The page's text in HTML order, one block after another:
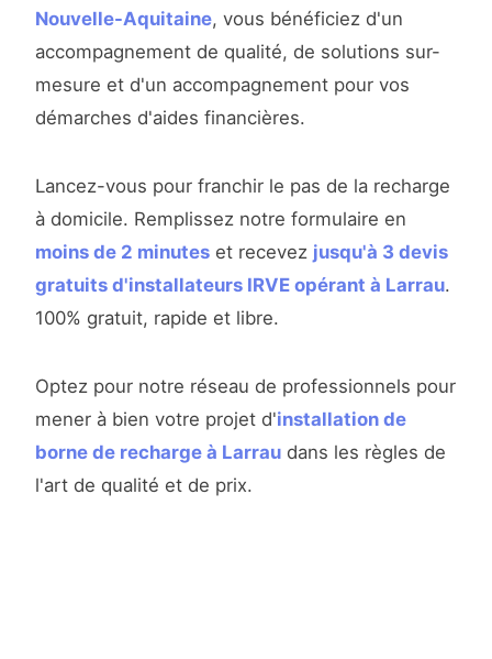
Nouvelle-Aquitaine, vous bénéficiez d'un
accompagnement de qualité, de solutions sur-
mesure et d'un accompagnement pour vos
démarches d'aides financières.
Lancez-vous pour franchir le pas de la recharge
à domicile. Remplissez notre formulaire en
moins de 2 minutes et recevez jusqu'à 3 devis
gratuits d'installateurs IRVE opérant à Larrau.
100% gratuit, rapide et libre.
Optez pour notre réseau de professionnels pour
mener à bien votre projet d'installation de
borne de recharge à Larrau dans les règles de
l'art de qualité et de prix.